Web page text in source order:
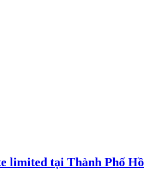
limited tại Thành Phố